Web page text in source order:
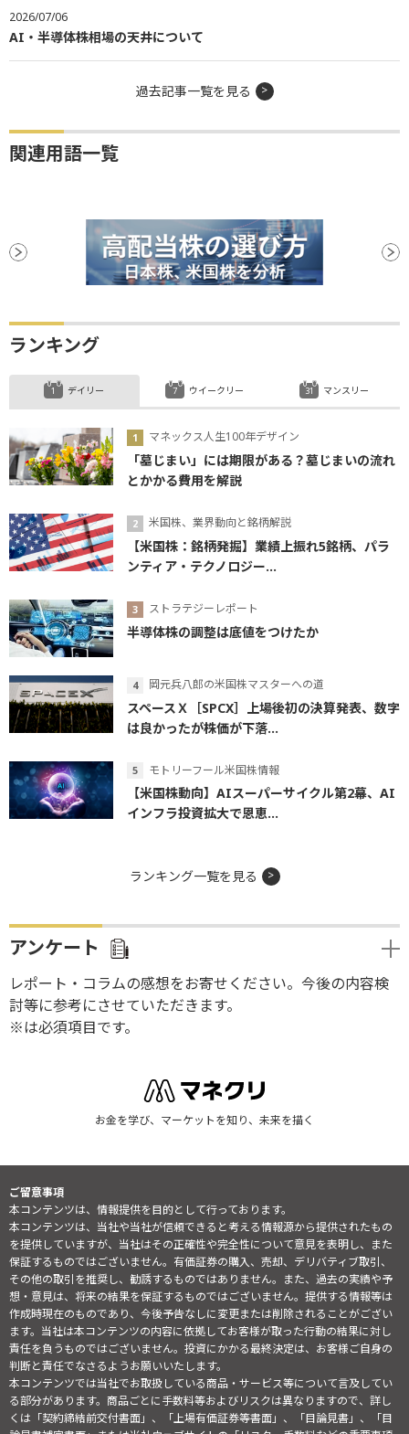
2026/07/06
AI・半導体株相場の天井について
過去記事一覧を見る
関連用語一覧
ランキング
デイリー
マネックス人生100年デザイン
「墓じまい」には期限がある？墓じまいの流れ
とかかる費用を解説
米国株、業界動向と銘柄解説
【米国株：銘柄発掘】業績上振れ5銘柄、パラ
ンティア・テクノロジー...
ストラテジーレポート
半導体株の調整は底値をつけたか
岡元兵八郎の米国株マスターへの道
スペースＸ［SPCX］上場後初の決算発表、数字
は良かったが株価が下落...
モトリーフール米国株情報
【米国株動向】AIスーパーサイクル第2幕、AI
インフラ投資拡大で恩恵...
ウイークリー マンスリー
ランキング一覧を見る
アンケート
レポート・コラムの感想をお寄せください。今後の内容検
討等に参考にさせていただきます。
※は必須項目です。
お金を学び、マーケットを知り、未来を描く
ご留意事項
本コンテンツは、情報提供を目的として行っております。
本コンテンツは、当社や当社が信頼できると考える情報源から提供されたもの
を提供していますが、当社はその正確性や完全性について意見を表明し、また
保証するものではございません。有価証券の購入、売却、デリバティブ取引、
その他の取引を推奨し、勧誘するものではありません。また、過去の実績や予
想・意見は、将来の結果を保証するものではございません。提供する情報等は
作成時現在のものであり、今後予告なしに変更または削除されることがござい
ます。当社は本コンテンツの内容に依拠してお客様が取った行動の結果に対し
責任を負うものではございません。投資にかかる最終決定は、お客様ご自身の
判断と責任でなさるようお願いいたします。
本コンテンツでは当社でお取扱している商品・サービス等について言及してい
る部分があります。商品ごとに手数料等およびリスクは異なりますので、詳し
くは「契約締結前交付書面」、「上場有価証券等書面」、「目論見書」、「目